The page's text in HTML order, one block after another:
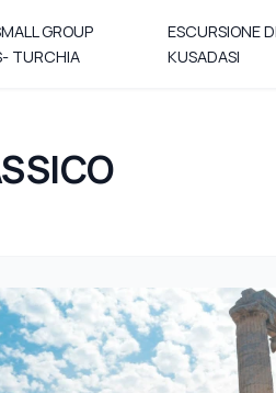
GROUP
TURCHIA
ESCURSIONE
KUSADASI